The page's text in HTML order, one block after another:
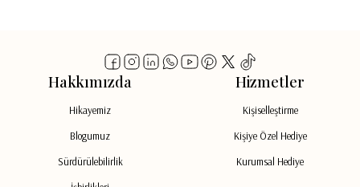
Hakkımızda
Hikayemiz
Blogumuz
Sürdürülebilirlik
Hizmetler
Kişiselleştirme
Kişiye Özel Hediye
Kurumsal Hediye